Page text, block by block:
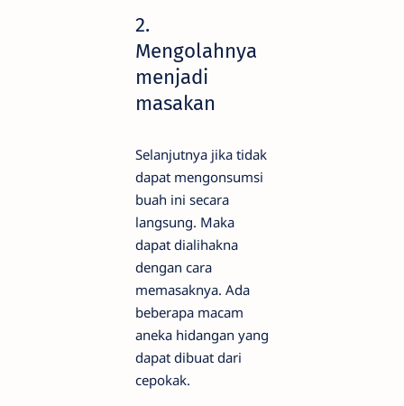
2.
Mengolahnya
menjadi
masakan
Selanjutnya jika tidak
dapat mengonsumsi
buah ini secara
langsung. Maka
dapat dialihakna
dengan cara
memasaknya. Ada
beberapa macam
aneka hidangan yang
dapat dibuat dari
cepokak.